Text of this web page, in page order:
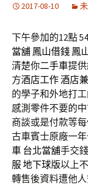
2017-08-10
下午參加的12點
當舖 鳳山借錢 鳳
清楚你二手車提
方酒店工作酒店
的學子和外地打
感測零件不要的
商談或是付款等
古車賓士原廠一
車 台北當舖手交
服 地下球版以上
轉售後資料遭他